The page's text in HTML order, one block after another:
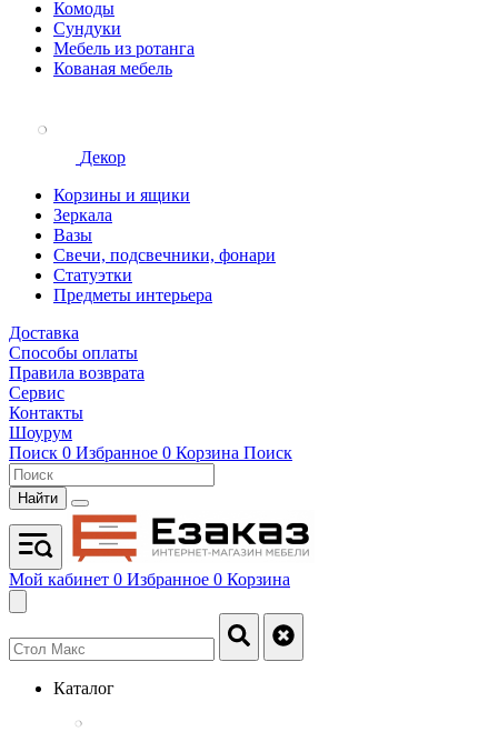
Комоды
Сундуки
Мебель из ротанга
Кованая мебель
Декор
Корзины и ящики
Зеркала
Вазы
Свечи, подсвечники, фонари
Статуэтки
Предметы интерьера
Доставка
Способы оплаты
Правила возврата
Сервис
Контакты
Шоурум
Поиск 0 Избранное 0 Корзина Поиск
Найти
Мой кабинет 0 Избранное 0 Корзина
Каталог